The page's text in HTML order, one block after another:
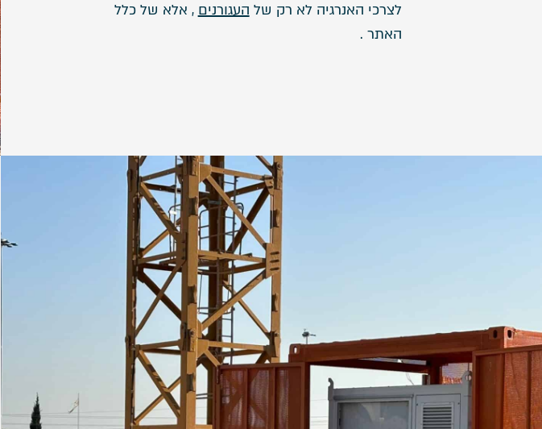
לצרכי האנרגיה לא רק של העגורנים , אלא של כלל
האתר .